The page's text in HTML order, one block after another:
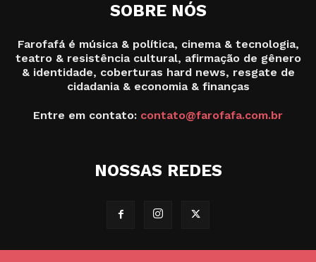
SOBRE NÓS
Farofafá é música & política, cinema & tecnologia,
teatro & resistência cultural, afirmação de gênero
& identidade, coberturas hard news, resgate de
cidadania & economia & finanças
Entre em contato: contato@farofafa.com.br
NOSSAS REDES